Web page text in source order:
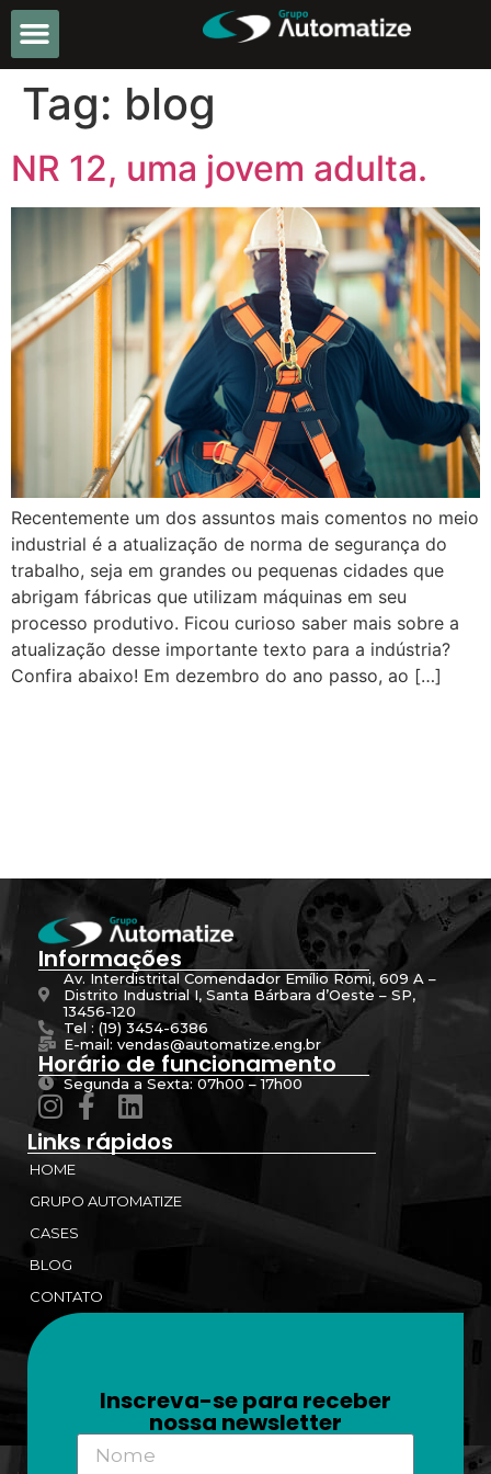
Tag: blog
NR 12, uma jovem adulta.
Recentemente um dos assuntos mais comentos no meio
industrial é a atualização de norma de segurança do
trabalho, seja em grandes ou pequenas cidades que
abrigam fábricas que utilizam máquinas em seu
processo produtivo. Ficou curioso saber mais sobre a
atualização desse importante texto para a indústria?
Confira abaixo! Em dezembro do ano passo, ao […]
Informações
Av. Interdistrital Comendador Emílio Romi, 609 A –
Distrito Industrial I, Santa Bárbara d’Oeste – SP,
13456-120
Tel : (19) 3454-6386
E-mail: vendas@automatize.eng.br
Horário de funcionamento
Segunda a Sexta: 07h00 – 17h00
Links rápidos
HOME
GRUPO AUTOMATIZE
CASES
BLOG
CONTATO
Inscreva-se para receber
nossa newsletter